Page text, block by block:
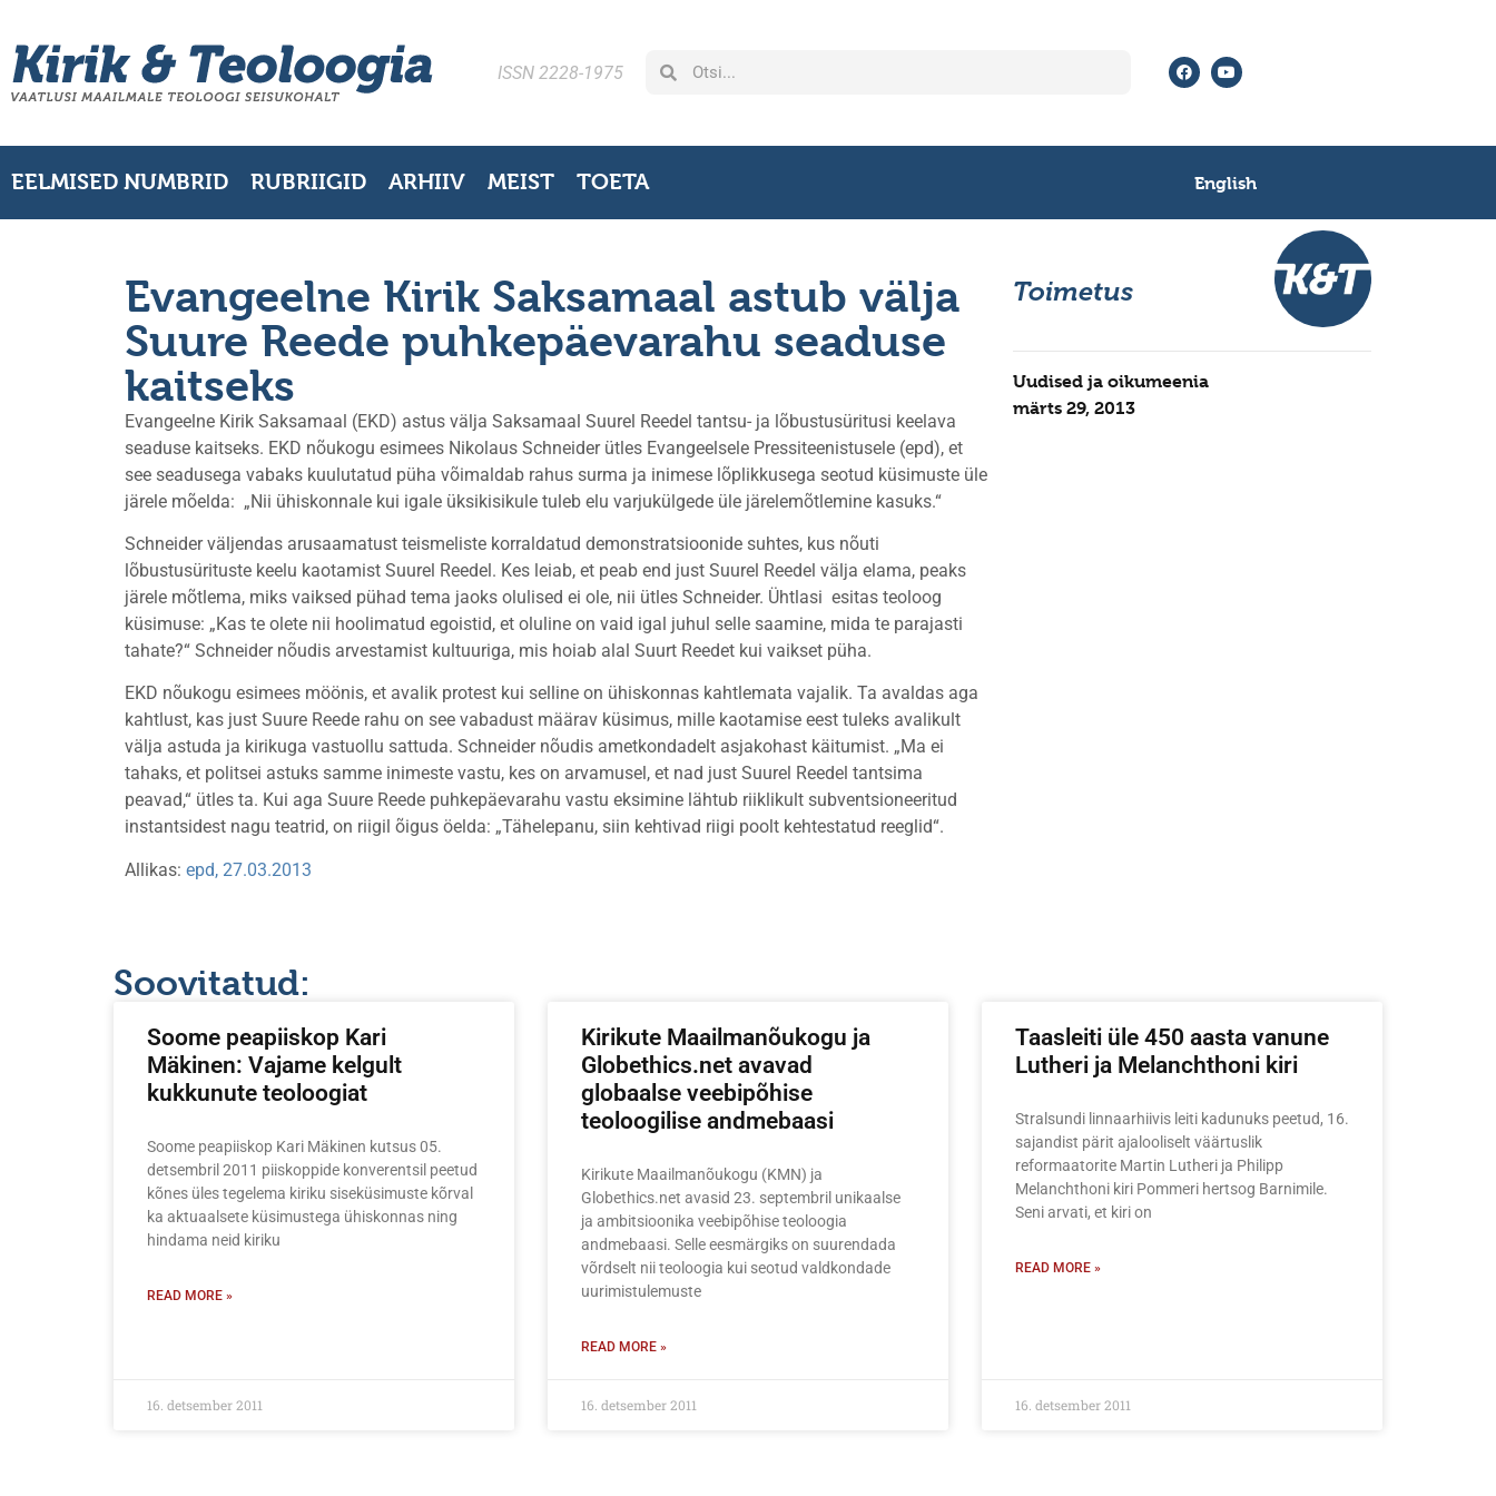
ISSN 2228-1975
EELMISED NUMBRID RUBRIIGID ARHIIV MEIST TOETA English
Evangeelne Kirik Saksamaal astub välja
Suure Reede puhkepäevarahu seaduse
kaitseks
Evangeelne Kirik Saksamaal (EKD) astus välja Saksamaal Suurel Reedel tantsu- ja lõbustusüritusi keelava
seaduse kaitseks. EKD nõukogu esimees Nikolaus Schneider ütles Evangeelsele Pressiteenistusele (epd), et
see seadusega vabaks kuulutatud püha võimaldab rahus surma ja inimese lõplikkusega seotud küsimuste üle
järele mõelda: „Nii ühiskonnale kui igale üksikisikule tuleb elu varjukülgede üle järelemõtlemine kasuks.“
Schneider väljendas arusaamatust teismeliste korraldatud demonstratsioonide suhtes, kus nõuti
lõbustusürituste keelu kaotamist Suurel Reedel. Kes leiab, et peab end just Suurel Reedel välja elama, peaks
järele mõtlema, miks vaiksed pühad tema jaoks olulised ei ole, nii ütles Schneider. Ühtlasi esitas teoloog
küsimuse: „Kas te olete nii hoolimatud egoistid, et oluline on vaid igal juhul selle saamine, mida te parajasti
tahate?“ Schneider nõudis arvestamist kultuuriga, mis hoiab alal Suurt Reedet kui vaikset püha.
EKD nõukogu esimees möönis, et avalik protest kui selline on ühiskonnas kahtlemata vajalik. Ta avaldas aga
kahtlust, kas just Suure Reede rahu on see vabadust määrav küsimus, mille kaotamise eest tuleks avalikult
välja astuda ja kirikuga vastuollu sattuda. Schneider nõudis ametkondadelt asjakohast käitumist. „Ma ei
tahaks, et politsei astuks samme inimeste vastu, kes on arvamusel, et nad just Suurel Reedel tantsima
peavad,“ ütles ta. Kui aga Suure Reede puhkepäevarahu vastu eksimine lähtub riiklikult subventsioneeritud
instantsidest nagu teatrid, on riigil õigus öelda: „Tähelepanu, siin kehtivad riigi poolt kehtestatud reeglid“.
Allikas: epd, 27.03.2013
Toimetus
Uudised ja oikumeenia
märts 29, 2013
Soovitatud:
Soome peapiiskop Kari
Mäkinen: Vajame kelgult
kukkunute teoloogiat
Soome peapiiskop Kari Mäkinen kutsus 05.
detsembril 2011 piiskoppide konverentsil peetud
kõnes üles tegelema kiriku siseküsimuste kõrval
ka aktuaalsete küsimustega ühiskonnas ning
hindama neid kiriku
READ MORE »
16. detsember 2011
Kirikute Maailmanõukogu ja
Globethics.net avavad
globaalse veebipõhise
teoloogilise andmebaasi
Kirikute Maailmanõukogu (KMN) ja
Globethics.net avasid 23. septembril unikaalse
ja ambitsioonika veebipõhise teoloogia
andmebaasi. Selle eesmärgiks on suurendada
võrdselt nii teoloogia kui seotud valdkondade
uurimistulemuste
READ MORE »
16. detsember 2011
Taasleiti üle 450 aasta vanune
Lutheri ja Melanchthoni kiri
Stralsundi linnaarhiivis leiti kadunuks peetud, 16.
sajandist pärit ajalooliselt väärtuslik
reformaatorite Martin Lutheri ja Philipp
Melanchthoni kiri Pommeri hertsog Barnimile.
Seni arvati, et kiri on
READ MORE »
16. detsember 2011